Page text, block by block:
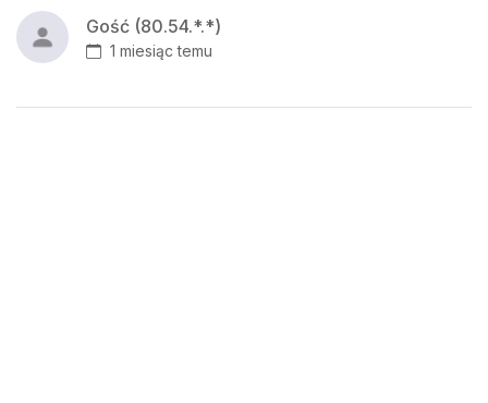
Gość (80.54.*.*)
1 miesiąc temu